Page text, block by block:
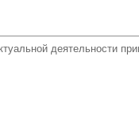
деятельности